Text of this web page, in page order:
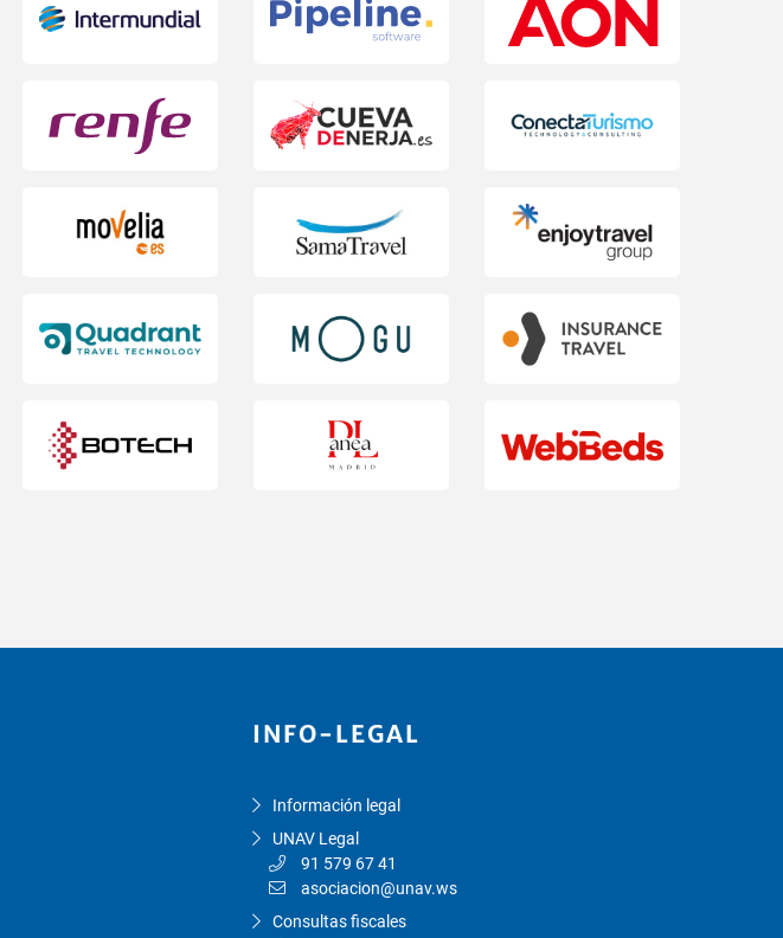
INFO-LEGAL
Información legal
UNAV Legal
91 579 67 41
asociacion@unav.ws
Consultas fiscales